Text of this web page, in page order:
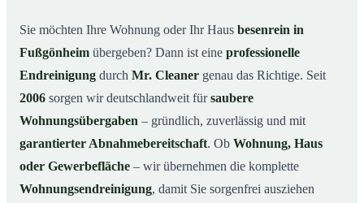
03Warum Mr. Cleaner in Fußgönheim?
04So läuft die Endreinigung in Fußgönheim ab
05Typische Anlässe für eine Endreinigung
07Jetzt Angebot anfordern
08So sieht eine professionelle Endreinigung in
Sie möchten Ihre Wohnung oder Ihr Haus besenrein in
Fußgönheim übergeben? Dann ist eine professionelle
Endreinigung durch Mr. Cleaner genau das Richtige. Seit
2006 sorgen wir deutschlandweit fürsaubere
Wohnungsübergaben – gründlich, zuverlässig und mit
garantierter Abnahmebereitschaft. Ob Wohnung, Haus
oder Gewerbefläche – wir übernehmen die komplette
Wohnungsendreinigung, damit Sie sorgenfrei ausziehen